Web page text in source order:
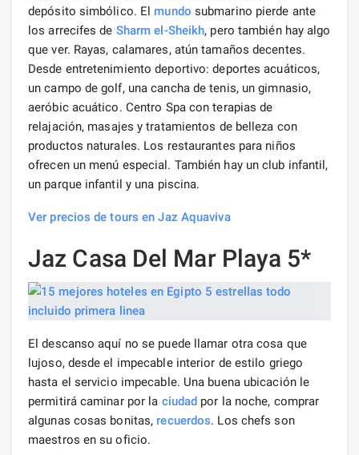
depósito simbólico. El mundo submarino pierde ante
los arrecifes de Sharm el-Sheikh, pero también hay algo
que ver. Rayas, calamares, atún tamaños decentes.
Desde entretenimiento deportivo: deportes acuáticos,
un campo de golf, una cancha de tenis, un gimnasio,
aeróbic acuático. Centro Spa con terapias de
relajación, masajes y tratamientos de belleza con
productos naturales. Los restaurantes para niños
ofrecen un menú especial. También hay un club infantil,
un parque infantil y una piscina.
Ver precios de tours en Jaz Aquaviva
Jaz Casa Del Mar Playa 5*
El descanso aquí no se puede llamar otra cosa que
lujoso, desde el impecable interior de estilo griego
hasta el servicio impecable. Una buena ubicación le
permitirá caminar por la ciudad por la noche, comprar
algunas cosas bonitas, recuerdos. Los chefs son
maestros en su oficio.